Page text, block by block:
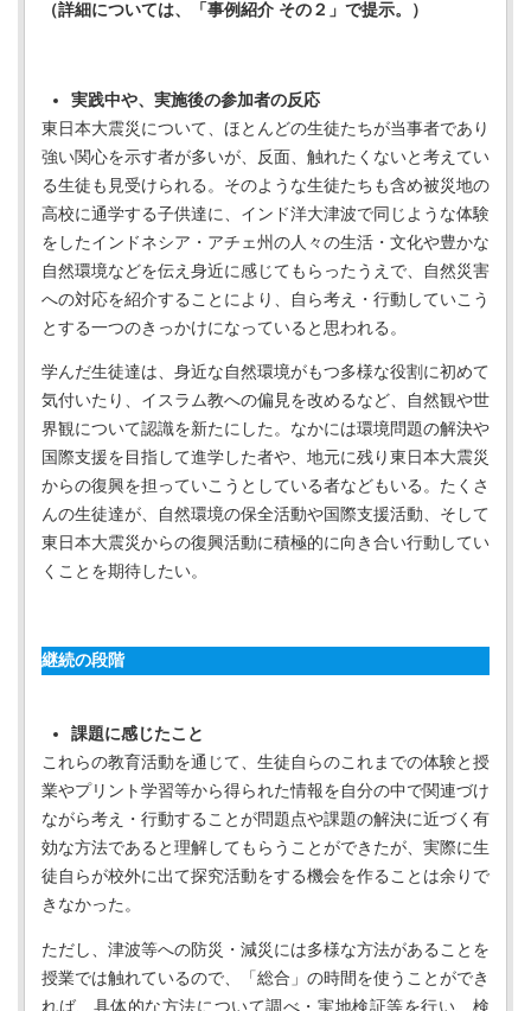
（詳細については、「事例紹介 その２」で提示。）
実践中や、実施後の参加者の反応
東日本大震災について、ほとんどの生徒たちが当事者であり
強い関心を示す者が多いが、反面、触れたくないと考えてい
る生徒も見受けられる。そのような生徒たちも含め被災地の
高校に通学する子供達に、インド洋大津波で同じような体験
をしたインドネシア・アチェ州の人々の生活・文化や豊かな
自然環境などを伝え身近に感じてもらったうえで、自然災害
への対応を紹介することにより、自ら考え・行動していこう
とする一つのきっかけになっていると思われる。
学んだ生徒達は、身近な自然環境がもつ多様な役割に初めて
気付いたり、イスラム教への偏見を改めるなど、自然観や世
界観について認識を新たにした。なかには環境問題の解決や
国際支援を目指して進学した者や、地元に残り東日本大震災
からの復興を担っていこうとしている者などもいる。たくさ
んの生徒達が、自然環境の保全活動や国際支援活動、そして
東日本大震災からの復興活動に積極的に向き合い行動してい
くことを期待したい。
継続の段階
課題に感じたこと
これらの教育活動を通じて、生徒自らのこれまでの体験と授
業やプリント学習等から得られた情報を自分の中で関連づけ
ながら考え・行動することが問題点や課題の解決に近づく有
効な方法であると理解してもらうことができたが、実際に生
徒自らが校外に出て探究活動をする機会を作ることは余りで
きなかった。
ただし、津波等への防災・減災には多様な方法があることを
授業では触れているので、「総合」の時間を使うことができ
れば、具体的な方法について調べ・実地検証等を行い、検